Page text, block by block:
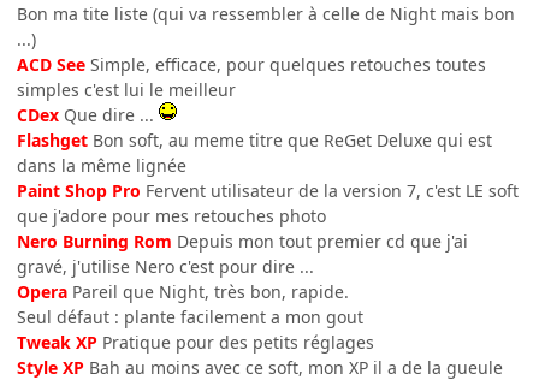
Bon ma tite liste (qui va ressembler à celle de Night mais bon
...)
ACD See Simple, efficace, pour quelques retouches toutes
simples c'est lui le meilleur
CDex Que dire ...
Flashget Bon soft, au meme titre que ReGet Deluxe qui est
dans la même lignée
Paint Shop Pro Fervent utilisateur de la version 7, c'est LE soft
que j'adore pour mes retouches photo
Nero Burning Rom Depuis mon tout premier cd que j'ai
gravé, j'utilise Nero c'est pour dire ...
Opera Pareil que Night, très bon, rapide.
Seul défaut : plante facilement a mon gout
Tweak XP Pratique pour des petits réglages
Style XP Bah au moins avec ce soft, mon XP il a de la gueule